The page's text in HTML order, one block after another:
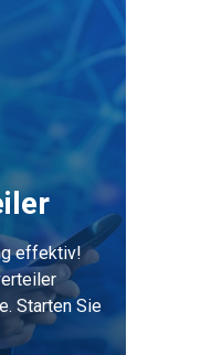
effektiv!
Starten Sie